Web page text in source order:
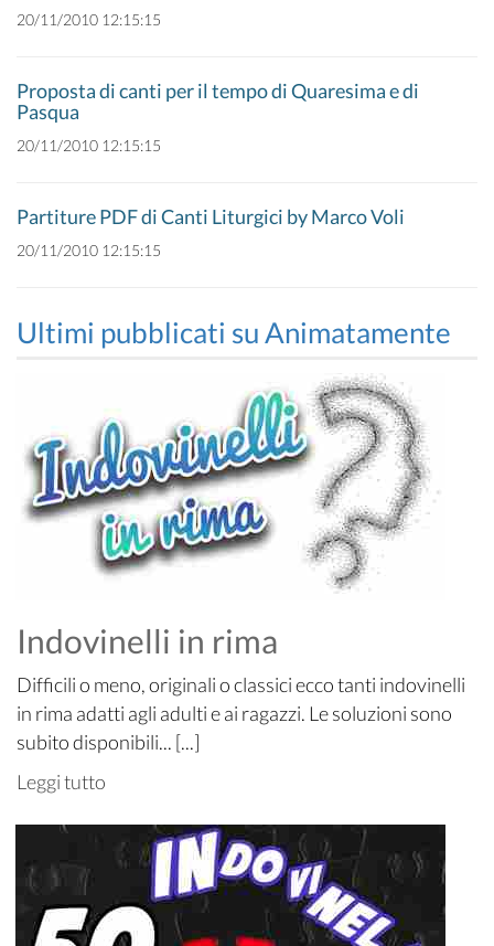
20/11/2010 12:15:15
Proposta di canti per il tempo di Quaresima e di
Pasqua
20/11/2010 12:15:15
Partiture PDF di Canti Liturgici by Marco Voli
20/11/2010 12:15:15
Ultimi pubblicati su Animatamente
Indovinelli in rima
Difficili o meno, originali o classici ecco tanti indovinelli
in rima adatti agli adulti e ai ragazzi. Le soluzioni sono
subito disponibili... [...]
Leggi tutto